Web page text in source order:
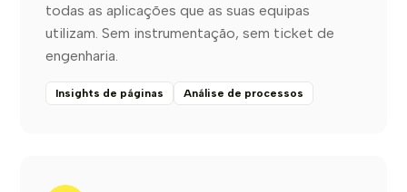
todas as aplicações que as suas equipas
utilizam. Sem instrumentação, sem ticket de
engenharia.
Insights de páginas Análise de processos